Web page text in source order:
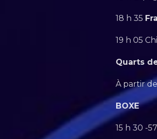
18 h 35
19 h 05
Quarts
À partir
BOXE
15 h 30 -